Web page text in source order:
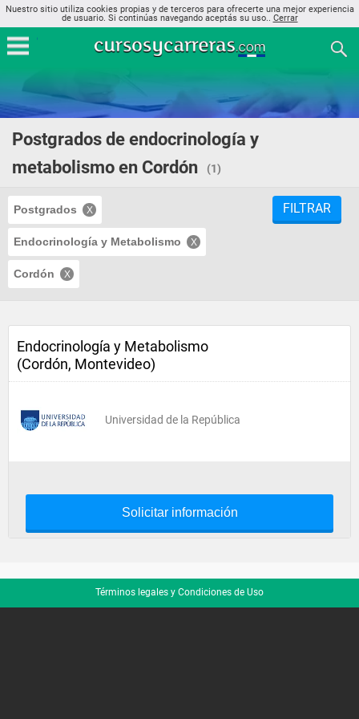
Nuestro sitio utiliza cookies propias y de terceros para ofrecerte una mejor experiencia
de usuario. Si continúas navegando aceptás su uso.. Cerrar
Postgrados de endocrinología y
metabolismo en Cordón
(1)
Postgrados
Endocrinología y Metabolismo
Cordón
FILTRAR
Endocrinología y Metabolismo
(Cordón, Montevideo)
Universidad de la República
Solicitar información
Términos legales y Condiciones de Uso